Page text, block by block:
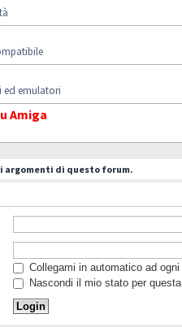
ed emulatori
Amiga
argomenti di questo forum.
Collegami in automatico ad
Nascondi il mio stato per